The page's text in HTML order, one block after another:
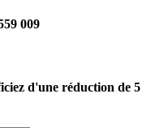
009
d'une réduction de 5